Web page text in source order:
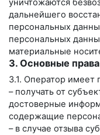
уничтожаются
дальнейшего
персональных
персональных
материальные
3. Основные
3.1. Оператор имеет
– получать от
достоверные
содержащие
– в случае отзыва